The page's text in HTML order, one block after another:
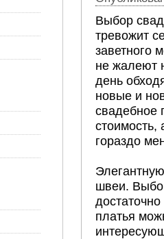
Выбор
тревожит
заветного
не жалеют
день
новые и
свадебное
стоимость,
гораздо
швеи.
платья